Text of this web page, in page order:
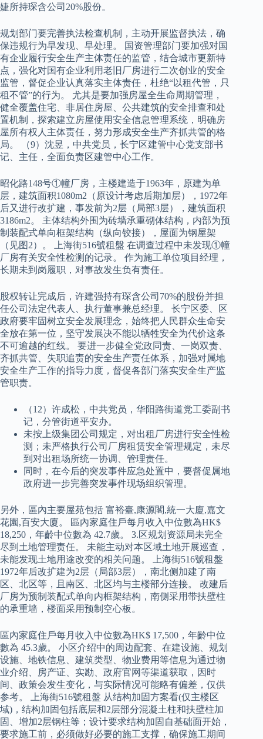
婕所持琛含公司20%股份。
规划部门要完善执法检查机制，主动开展监督执法，确
保违规行为早发现、早处理。 国资管理部门要加强对国
有企业履行安全生产主体责任的监管，结合城市更新特
点，强化对国有企业利用老旧厂房进行二次创业的安全
监管，督促企业认真落实主体责任，杜绝“以租代管，只
租不管”的行为。 尤其是要加强房屋全生命周期管理，
健全覆盖住宅、非居住房屋、公共建筑的安全排查和处
置机制，探索建立房屋使用安全信息管理系统，明确房
屋所有权人主体责任，努力形成安全生产齐抓共管的格
局。 （9）沈昱，中共党员，长宁区建管中心党支部书
记、主任，全面负责区建管中心工作。
昭化路148号①幢厂房，主楼建造于1963年，原建为单
层，建筑面积1080m2（原设计考虑后期加层），1972年
后又进行改扩建，事发前为2层（局部3层），建筑面积
3186m2。 主体结构外围为砖墙承重砌体结构，内部为预
制装配式单向框架结构（纵向铰接），屋面为钢屋架
（见图2）。 上海街516號租盤 在调查过程中未发现①幢
厂房有关安全性检测的记录。 作为施工单位项目经理，
长期未到岗履职，对事故发生负有责任。
股权转让完成后，许建强持有琛含公司70%的股份并担
任公司法定代表人、执行董事兼总经理。 长宁区委、区
政府要牢固树立安全发展理念，始终把人民群众生命安
全放在第一位，坚守发展决不能以牺牲安全为代价这条
不可逾越的红线。 要进一步健全党政同责、一岗双责、
齐抓共管、失职追责的安全生产责任体系，加强对属地
安全生产工作的指导力度，督促各部门落实安全生产监
管职责。
（12）许成松，中共党员，华阳路街道党工委副书
记，分管街道平安办。
未按上级集团公司规定，对出租厂房进行安全性检
测；未严格执行公司厂房租赁安全管理规定，未尽
到对出租场所统一协调、管理责任。
同时，在今后的突发事件应急处置中，要督促属地
政府进一步完善突发事件现场组织管理。
另外，區內主要屋苑包括 富裕臺,康源閣,統一大廈,嘉文
花園,百安大廈。 區內家庭住戶每月收入中位數為HK$
18,250，年齡中位數為 42.7歲。 3.区规划资源局未完全
尽到土地管理责任。 未能主动对本区域土地开展巡查，
未能发现土地用途改变的相关问题。 上海街516號租盤
1972年后改扩建为2层（局部3层），南北侧加建了南
区、北区等，且南区、北区均与主楼部分连接。 改建后
厂房为预制装配式单向内框架结构，南侧采用带扶壁柱
的承重墙，楼面采用预制空心板。
區內家庭住戶每月收入中位數為HK$ 17,500，年齡中位
數為 45.3歲。 小区介绍中的周边配套、在建设施、规划
设施、地铁信息、建筑类型、物业费用等信息为通过物
业介绍、房产证、实勘、政府官网等渠道获取，因时
间、政策会发生变化，与实际情况可能略有偏差，仅供
参考。 上海街516號租盤 从结构加固方案看(仅主楼区
域)，结构加固包括底层和2层部分混凝土柱和扶壁柱加
固、增加2层钢柱等；设计要求结构加固自基础面开始，
要求施工前，必须做好必要的施工支撑，确保施工期间